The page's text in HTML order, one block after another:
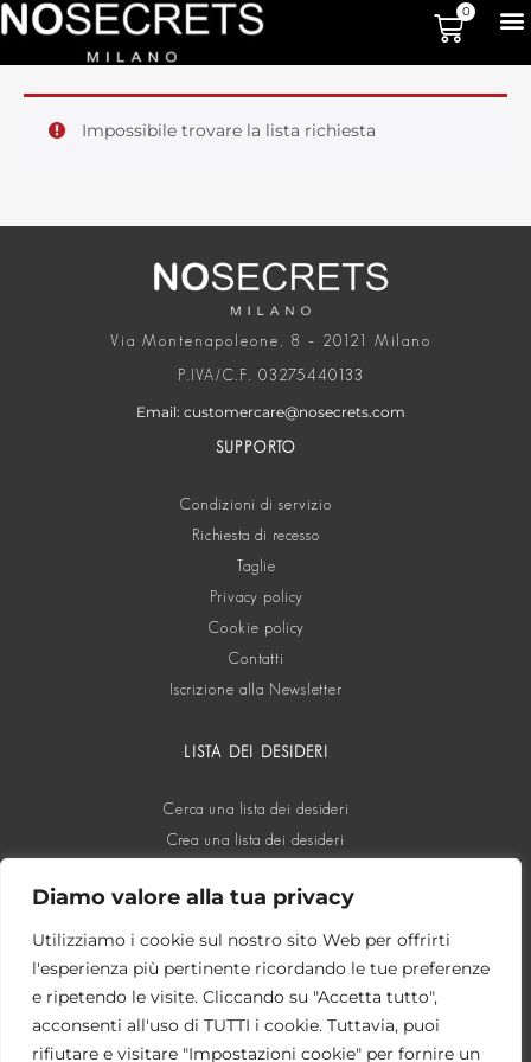
Diamo valore alla tua privacy
Utilizziamo i cookie sul nostro sito Web per offrirti
l'esperienza più pertinente ricordando le tue preferenze
e ripetendo le visite. Cliccando su "Accetta tutto",
acconsenti all'uso di TUTTI i cookie. Tuttavia, puoi
rifiutare e visitare "Impostazioni cookie" per fornire un
0
Impossibile trovare la lista richiesta
Via Montenapoleone, 8 – 20121 Milano
P.IVA/C.F. 03275440133
Email: customercare@nosecrets.com
SUPPORTO
Condizioni di servizio
Richiesta di recesso
Taglie
Privacy policy
Cookie policy
Contatti
Iscrizione alla Newsletter
LISTA DEI DESIDERI
Cerca una lista dei desideri
Crea una lista dei desideri
SOCIAL